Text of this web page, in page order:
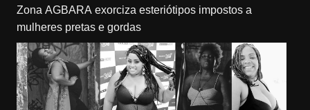
Zona AGBARA exorciza esteriótipos impostos a
mulheres pretas e gordas